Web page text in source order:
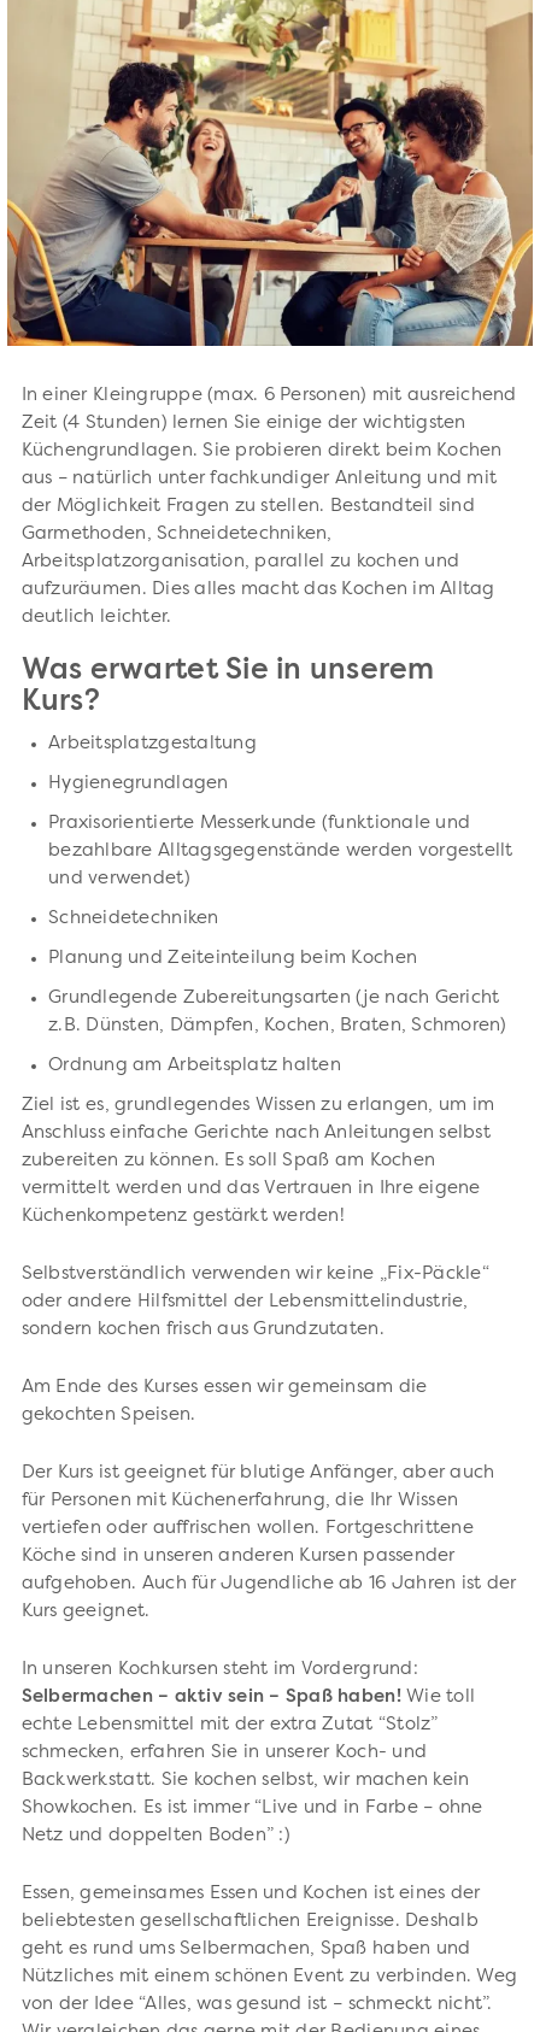
In einer Kleingruppe (max. 6 Personen) mit ausreichend
Zeit (4 Stunden) lernen Sie einige der wichtigsten
Küchengrundlagen. Sie probieren direkt beim Kochen
aus – natürlich unter fachkundiger Anleitung und mit
der Möglichkeit Fragen zu stellen. Bestandteil sind
Garmethoden, Schneidetechniken,
Arbeitsplatzorganisation, parallel zu kochen und
aufzuräumen. Dies alles macht das Kochen im Alltag
deutlich leichter.
Was erwartet Sie in unserem
Kurs?
Arbeitsplatzgestaltung
Hygienegrundlagen
Praxisorientierte Messerkunde (funktionale und
bezahlbare Alltagsgegenstände werden vorgestellt
und verwendet)
Schneidetechniken
Planung und Zeiteinteilung beim Kochen
Grundlegende Zubereitungsarten (je nach Gericht
z.B. Dünsten, Dämpfen, Kochen, Braten, Schmoren)
Ordnung am Arbeitsplatz halten
Ziel ist es, grundlegendes Wissen zu erlangen, um im
Anschluss einfache Gerichte nach Anleitungen selbst
zubereiten zu können. Es soll Spaß am Kochen
vermittelt werden und das Vertrauen in Ihre eigene
Küchenkompetenz gestärkt werden!
Selbstverständlich verwenden wir keine „Fix-Päckle“
oder andere Hilfsmittel der Lebensmittelindustrie,
sondern kochen frisch aus Grundzutaten.
Am Ende des Kurses essen wir gemeinsam die
gekochten Speisen.
Der Kurs ist geeignet für blutige Anfänger, aber auch
für Personen mit Küchenerfahrung, die Ihr Wissen
vertiefen oder auffrischen wollen. Fortgeschrittene
Köche sind in unseren anderen Kursen passender
aufgehoben. Auch für Jugendliche ab 16 Jahren ist der
Kurs geeignet.
In unseren Kochkursen steht im Vordergrund:
Selbermachen – aktiv sein – Spaß haben!Wie toll
echte Lebensmittel mit der extra Zutat “Stolz”
schmecken, erfahren Sie in unserer Koch- und
Backwerkstatt. Sie kochen selbst, wir machen kein
Showkochen. Es ist immer “Live und in Farbe – ohne
Netz und doppelten Boden” :)
Essen, gemeinsames Essen und Kochen ist eines der
beliebtesten gesellschaftlichen Ereignisse. Deshalb
geht es rund ums Selbermachen, Spaß haben und
Nützliches mit einem schönen Event zu verbinden. Weg
von der Idee “Alles, was gesund ist – schmeckt nicht”.